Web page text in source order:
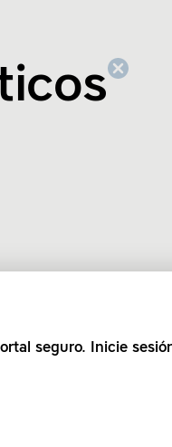
seguro. Inicie